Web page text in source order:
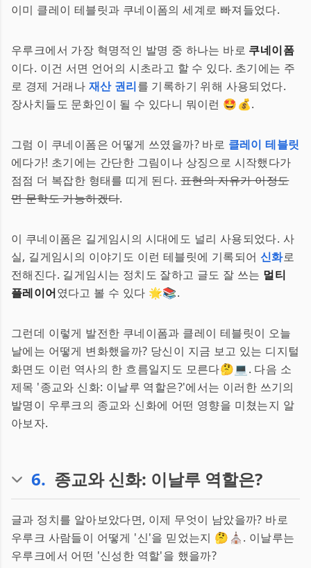
이미 클레이 테블릿과 쿠네이폼의 세계로 빠져들었다.
우루크에서 가장 혁명적인 발명 중 하나는 바로 쿠네이폼
이다. 이건 서면 언어의 시초라고 할 수 있다. 초기에는 주
로 경제 거래나 재산 권리를 기록하기 위해 사용되었다.
장사치들도 문화인이 될 수 있다니 뭐이런 🤩💰.
그럼 이 쿠네이폼은 어떻게 쓰였을까? 바로 클레이 테블릿
에다가! 초기에는 간단한 그림이나 상징으로 시작했다가
점점 더 복잡한 형태를 띠게 된다. 표현의 자유가 이정도
면 문학도 가능하겠다.
이 쿠네이폼은 길게임시의 시대에도 널리 사용되었다. 사
실, 길게임시의 이야기도 이런 테블릿에 기록되어 신화로
전해진다. 길게임시는 정치도 잘하고 글도 잘 쓰는 멀티
플레이어였다고 볼 수 있다 🌟📚.
그런데 이렇게 발전한 쿠네이폼과 클레이 테블릿이 오늘
날에는 어떻게 변화했을까? 당신이 지금 보고 있는 디지털
화면도 이런 역사의 한 흐름일지도 모른다🤔💻. 다음 소
제목 '종교와 신화: 이날루 역할은?'에서는 이러한 쓰기의
발명이 우루크의 종교와 신화에 어떤 영향을 미쳤는지 알
아보자.
6. 종교와 신화: 이날루 역할은?
글과 정치를 알아보았다면, 이제 무엇이 남았을까? 바로
우루크 사람들이 어떻게 '신'을 믿었는지 🤔⛪. 이날루는
우루크에서 어떤 '신성한 역할'을 했을까?